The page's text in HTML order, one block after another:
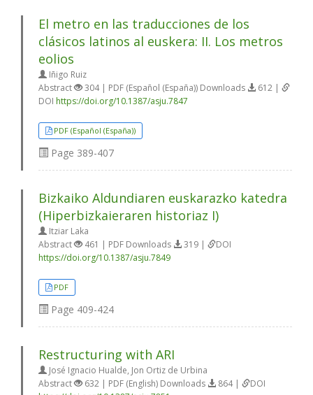
El metro en las traducciones de los
clásicos latinos al euskera: II. Los metros
eolios
Iñigo Ruiz
Abstract
304 | PDF (Español (España)) Downloads
612 |
DOI https://doi.org/10.1387/asju.7847
PDF (Español (España))
Page 389-407
Bizkaiko Aldundiaren euskarazko katedra
(Hiperbizkaieraren historiaz I)
Itziar Laka
Abstract
461 | PDF Downloads 319 |
DOI
https://doi.org/10.1387/asju.7849
PDF
Page 409-424
Restructuring with ARI
José Ignacio Hualde, Jon Ortiz de Urbina
Abstract
632 | PDF (English) Downloads 864 |
DOI